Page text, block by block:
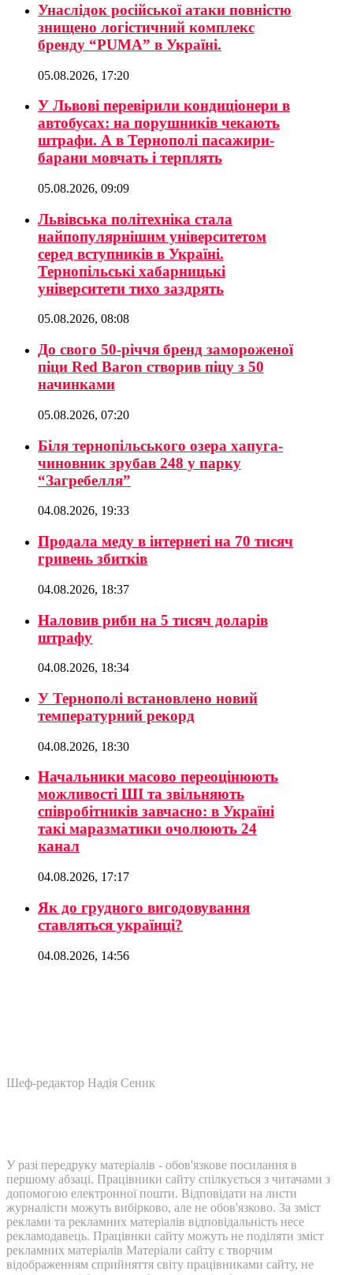
Унаслідок російської атаки повністю
знищено логістичний комплекс
бренду “PUMA” в Україні.
05.08.2026, 17:20
У Львові перевірили кондиціонери в
автобусах: на порушників чекають
штрафи. А в Тернополі пасажири-
барани мовчать і терплять
05.08.2026, 09:09
Львівська політехніка стала
найпопулярнішим університетом
серед вступників в Україні.
Тернопільські хабарницькі
університети тихо заздрять
05.08.2026, 08:08
До свого 50-річчя бренд замороженої
піци Red Baron створив піцу з 50
начинками
05.08.2026, 07:20
Біля тернопільського озера хапуга-
чиновник зрубав 248 у парку
“Загребелля”
04.08.2026, 19:33
Продала меду в інтернеті на 70 тисяч
гривень збитків
04.08.2026, 18:37
Наловив риби на 5 тисяч доларів
штрафу
04.08.2026, 18:34
У Тернополі встановлено новий
температурний рекорд
04.08.2026, 18:30
Начальники масово переоцінюють
можливості ШІ та звільняють
співробітників завчасно: в Україні
такі маразматики очолюють 24
канал
04.08.2026, 17:17
Як до грудного вигодовування
ставляться українці?
04.08.2026, 14:56
Шеф-редактор Надія Сеник
У разі передруку матеріалів - обов'язкове посилання в
першому абзаці. Працівники сайту спілкується з читачами з
допомогою електронної пошти. Відповідати на листи
журналісти можуть вибірково, але не обов'язково. За зміст
реклами та рекламних матеріалів відповідальність несе
рекламодавець. Працівнки сайту можуть не поділяти зміст
рекламних матеріалів Матеріали сайту є творчим
відображенням сприйняття світу працівниками сайту, не